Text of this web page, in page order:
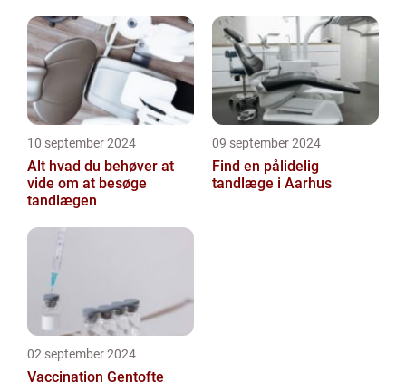
10 september 2024
Alt hvad du behøver at
vide om at besøge
tandlægen
09 september 2024
Find en pålidelig
tandlæge i Aarhus
02 september 2024
Vaccination Gentofte